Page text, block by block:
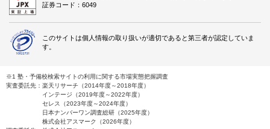
証券コード：6049
このサイトは個人情報の取り扱いが適切であると第三者が認定していま
す。
※1 塾・予備校検索サイトの利用に関する市場実態把握調査
実査委託先：楽天リサーチ（2014年度～2018年度）
インテージ（2019年度～2022年度）
セレス（2023年度～2024年度）
日本ナンバーワン調査総研（2025年度）
株式会社アスマーク（2026年度）